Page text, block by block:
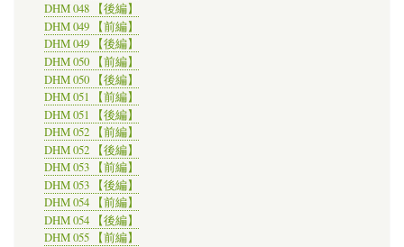
DHM 048 【後編】
DHM 049 【前編】
DHM 049 【後編】
DHM 050 【前編】
DHM 050 【後編】
DHM 051 【前編】
DHM 051 【後編】
DHM 052 【前編】
DHM 052 【後編】
DHM 053 【前編】
DHM 053 【後編】
DHM 054 【前編】
DHM 054 【後編】
DHM 055 【前編】